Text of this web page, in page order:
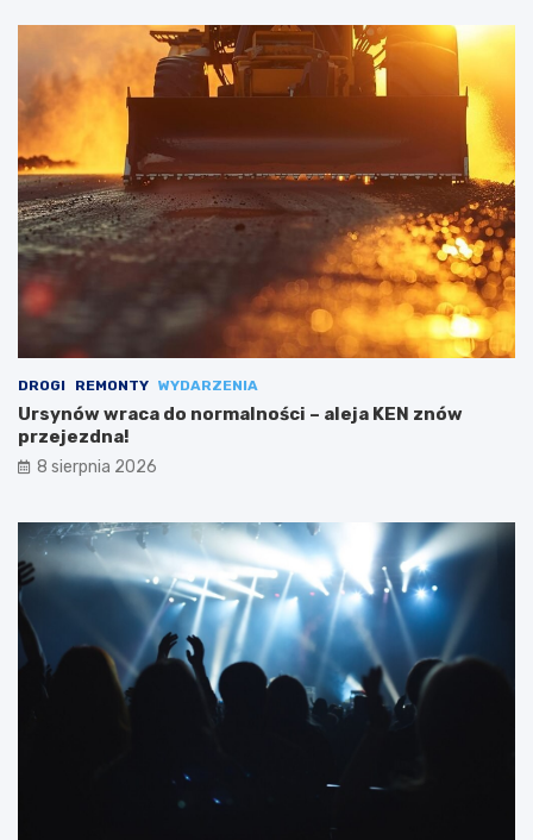
DROGI REMONTY WYDARZENIA
Ursynów wraca do normalności – aleja KEN znów
przejezdna!
8 sierpnia 2026